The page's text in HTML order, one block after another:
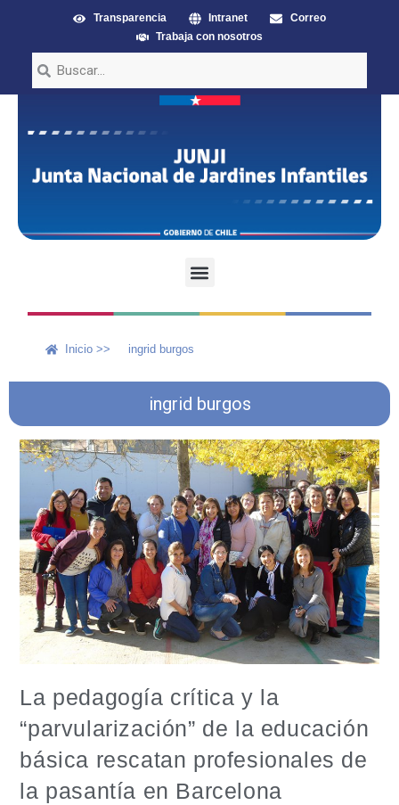
Transparencia Intranet
Correo
Trabaja con nosotros
Inicio >> ingrid burgos
ingrid burgos
La pedagogía crítica y la
“parvularización” de la educación
básica rescatan profesionales de
la pasantía en Barcelona